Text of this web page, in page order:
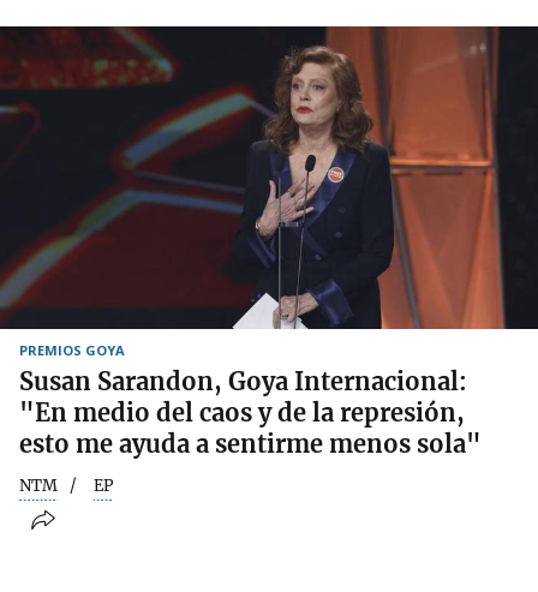
PREMIOS GOYA
Susan Sarandon, Goya Internacional:
"En medio del caos y de la represión,
esto me ayuda a sentirme menos sola"
NTM EP